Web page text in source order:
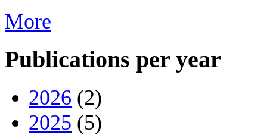
More
Publications per year
2026 (2)
2025 (5)